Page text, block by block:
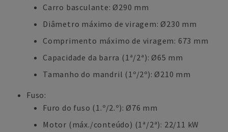
Carro basculante: Ø290 mm
Diâmetro máximo de viragem: Ø230 mm
Comprimento máximo de viragem: 673 mm
Capacidade da barra (1ª/2ª): Ø65 mm
Tamanho do mandril (1º/2º): Ø210 mm
Fuso:
Furo do fuso (1.º/2.º): Ø76 mm
Motor (máx./conteúdo) (1ª/2ª): 22/11 kW